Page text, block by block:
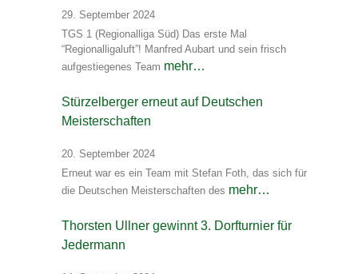
29. September 2024
TGS 1 (Regionalliga Süd) Das erste Mal
“Regionalligaluft”! Manfred Aubart und sein frisch
aufgestiegenes Team mehr…
Stürzelberger erneut auf Deutschen
Meisterschaften
20. September 2024
Erneut war es ein Team mit Stefan Foth, das sich für
die Deutschen Meisterschaften des mehr…
Thorsten Ullner gewinnt 3. Dorfturnier für
Jedermann